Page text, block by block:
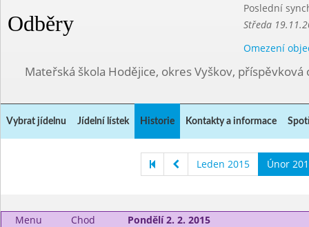
Odběry
Poslední
Středa
Omezení
Mateřská škola Hodějice, okres Vyškov, příspěvková
Vybrat jídelnu Jídelní lístek Historie Kontakty a informace
Leden 2015 Únor
Menu Chod
Pondělí 2. 2. 2015